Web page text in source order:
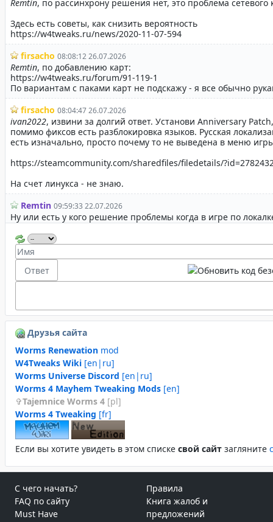
Друзья сайта
Worms Renewation mod
W4Tweaks Wiki [en|ru]
Worms Universe Discord [en|ru]
Worms 4 Mayhem Tweaking Mods [en]
Tajemnice Worms 4 [pl]
Worms 4 Tweaking [fr]
Если вы хотите увидеть в этом спиcке свой сайт загляните
С чего начать?
FAQ по сайту
Must Have
Правила
Книга жалоб и
предложений